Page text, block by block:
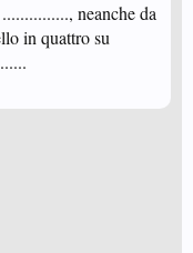
neanche da
in quattro su